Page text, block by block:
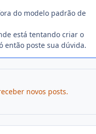
do modelo padrão de
está tentando criar o
então poste sua dúvida.
novos posts.